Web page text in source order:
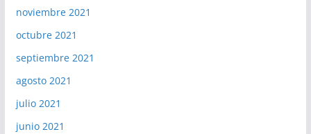
noviembre 2021
octubre 2021
septiembre 2021
agosto 2021
julio 2021
junio 2021